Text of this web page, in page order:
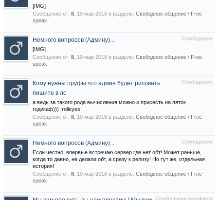
[IMG]
Сообщение от: lll 10 мар 2018 в разделе: Свободное общение / Free
speak
Сообщение
Немного вопросов (Админу)...
[IMG]
Сообщение от: lll 10 мар 2018 в разделе: Свободное общение / Free
speak
Сообщение
Кому нужны пруфы что админ будет рисовать
пишите в лс
а ведь за такого рода вычисления можно и присесть на пяток
годикаф))) :rolleyes:
Сообщение от: lll 10 мар 2018 в разделе: Свободное общение / Free
speak
Сообщение
Немного вопросов (Админу)...
Если честно, впервые встречаю сервер где нет обт! Может раньше,
когда то давно, не делали обт, а сразу к релизу! Но тут же, отдельная
история!
Сообщение от: lll 10 мар 2018 в разделе: Свободное общение / Free
speak
Сообщения профиля